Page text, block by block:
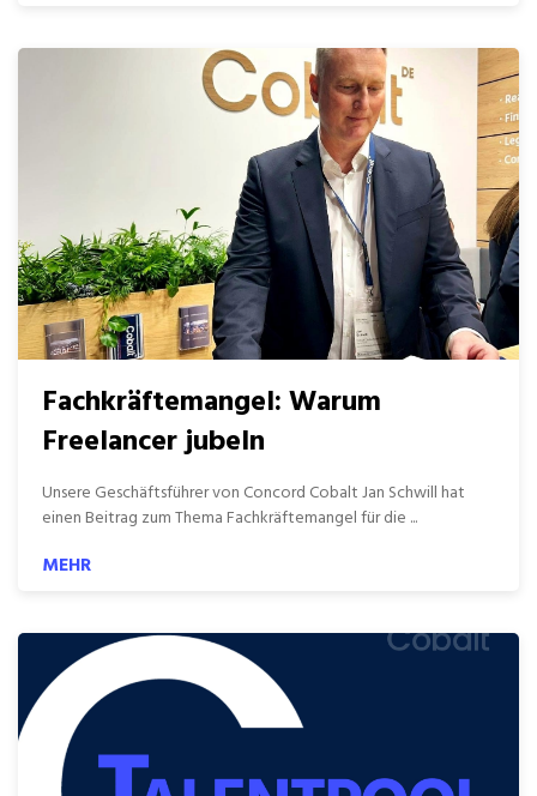
Fachkräftemangel: Warum
Freelancer jubeln
Unsere Geschäftsführer von Concord Cobalt Jan Schwill hat
einen Beitrag zum Thema Fachkräftemangel für die ...
MEHR